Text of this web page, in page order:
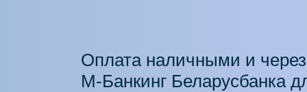
Оплата наличными и через
М-Банкинг Беларусбанка